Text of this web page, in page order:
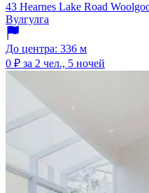
43 Hearnes Lake Road
Вулгулга
До центра: 336 м
0 ₽ за 2 чел., 5 ночей